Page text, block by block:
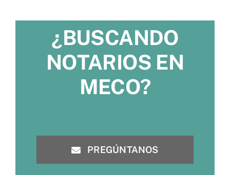
¿BUSCANDO
NOTARIOS EN
MECO?
PREGÚNTANOS